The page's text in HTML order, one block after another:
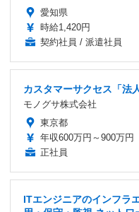
愛知県
時給1,420円
契約社員 / 派遣社員
カスタマーサクセス「法
モノグサ株式会社
東京都
年収600万円～900万円
正社員
ITエンジニアのインフラ